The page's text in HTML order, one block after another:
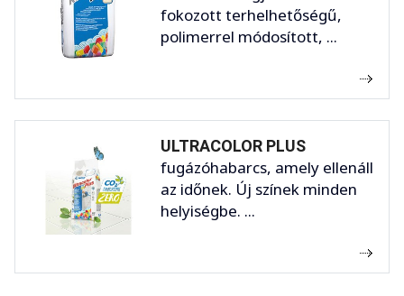
fokozott terhelhetőségű,
polimerrel módosított, ...
ULTRACOLOR PLUS
fugázóhabarcs, amely ellenáll
az időnek. Új színek minden
helyiségbe. ...